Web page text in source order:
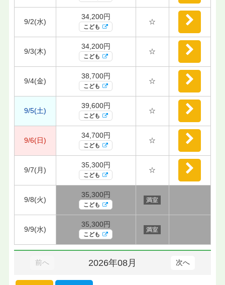
9/2(水)
34,200円
こども
☆
9/3(木)
34,200円
こども
☆
9/4(金)
38,700円
こども
☆
9/5(土)
39,600円
こども
☆
9/6(日)
34,700円
こども
☆
9/7(月)
35,300円
こども
☆
9/8(火)
35,300円
こども
満室
9/9(水)
35,300円
こども
満室
前へ 2026年08月 次へ